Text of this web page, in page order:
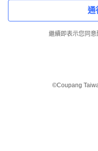
通
繼續即表示您同意
©Coupang